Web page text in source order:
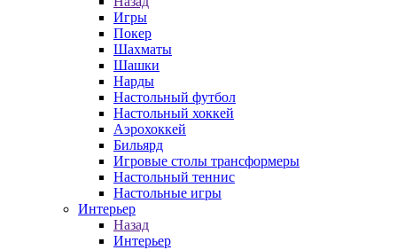
Игры
Покер
Шахматы
Шашки
Нарды
Настольный футбол
Настольный хоккей
Аэрохоккей
Бильярд
Игровые столы трансформеры
Настольный теннис
Настольные игры
Интерьер
Назад
Интерьер